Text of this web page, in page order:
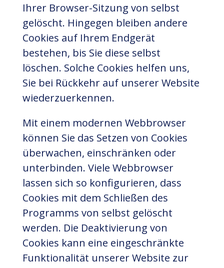
Ihrer Browser-Sitzung von selbst
gelöscht. Hingegen bleiben andere
Cookies auf Ihrem Endgerät
bestehen, bis Sie diese selbst
löschen. Solche Cookies helfen uns,
Sie bei Rückkehr auf unserer Website
wiederzuerkennen.
Mit einem modernen Webbrowser
können Sie das Setzen von Cookies
überwachen, einschränken oder
unterbinden. Viele Webbrowser
lassen sich so konfigurieren, dass
Cookies mit dem Schließen des
Programms von selbst gelöscht
werden. Die Deaktivierung von
Cookies kann eine eingeschränkte
Funktionalität unserer Website zur